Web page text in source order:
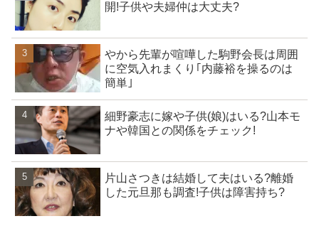
開!子供や夫婦仲は大丈夫?
やから先輩が喧嘩した駒野会長は周囲
に空気入れまくり｢内藤裕を操るのは
簡単｣
細野豪志に嫁や子供(娘)はいる?山本モ
ナや韓国との関係をチェック!
片山さつきは結婚して夫はいる?離婚
した元旦那も調査!子供は障害持ち?